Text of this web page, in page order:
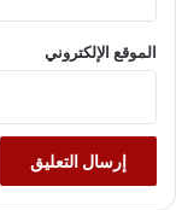
الموقع الإلكتروني